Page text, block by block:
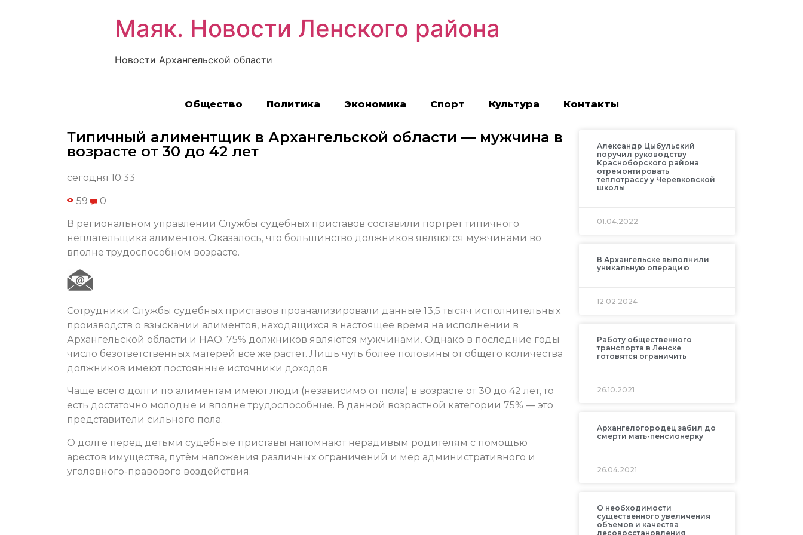
Маяк. Новости Ленского района
Новости Архангельской области
Общество Политика Экономика Спорт Культура Контакты
Типичный алиментщик в Архангельской области — мужчина в
возрасте от 30 до 42 лет
сегодня 10:33
59 0
В региональном управлении Службы судебных приставов составили портрет типичного
неплательщика алиментов. Оказалось, что большинство должников являются мужчинами во
вполне трудоспособном возрасте.
Сотрудники Службы судебных приставов проанализировали данные 13,5 тысяч исполнительных
производств о взыскании алиментов, находящихся в настоящее время на исполнении в
Архангельской области и НАО. 75% должников являются мужчинами. Однако в последние годы
число безответственных матерей всё же растет. Лишь чуть более половины от общего количества
должников имеют постоянные источники доходов.
Чаще всего долги по алиментам имеют люди (независимо от пола) в возрасте от 30 до 42 лет, то
есть достаточно молодые и вполне трудоспособные. В данной возрастной категории 75% — это
представители сильного пола.
О долге перед детьми судебные приставы напомнают нерадивым родителям с помощью
арестов имущества, путём наложения различных ограничений и мер административного и
уголовного-правового воздействия.
Александр Цыбульский
поручил руководству
Красноборского района
отремонтировать
теплотрассу у Черевковской
школы
01.04.2022
В Архангельске выполнили
уникальную операцию
12.02.2024
Работу общественного
транспорта в Ленске
готовятся ограничить
26.10.2021
Архангелогородец забил до
смерти мать-пенсионерку
26.04.2021
О необходимости
существенного увеличения
объемов и качества
лесовосстановления